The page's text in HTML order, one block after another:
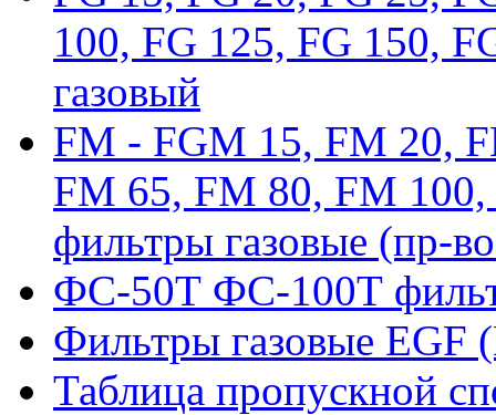
100, FG 125, FG 150,
газовый
FM - FGM 15, FM 20,
FM 65, FM 80, FM
фильтры газовые (пр-
ФС-50Т ФС-100Т
Фильтры газовые EGF
Таблица пропускной